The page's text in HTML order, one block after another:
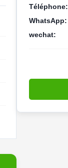
Téléphone:
WhatsApp:
wechat: